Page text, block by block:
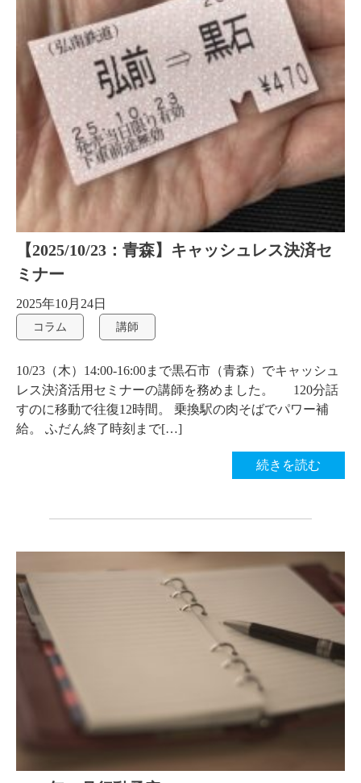
【2025/10/23：青森】キャッシュレス決済セ
ミナー
2025年10月24日
コラム 講師
10/23（木）14:00-16:00まで黒石市（青森）でキャッシュ
レス決済活用セミナーの講師を務めました。 120分話
すのに移動で往復12時間。 乗換駅の肉そばでパワー補
給。 ふだん終了時刻まで[…]
続きを読む